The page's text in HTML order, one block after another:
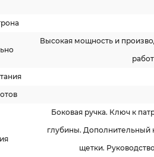
Высокая мощность и
Боковая ручка. Ключ к
глубины. Дополнительный
щетки.